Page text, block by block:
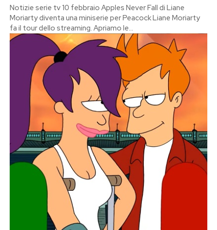
Notizie serie tv 10 febbraio Apples Never Fall di Liane
Moriarty diventa una miniserie per Peacock Liane Moriarty
fa il tour dello streaming. Apriamo le...